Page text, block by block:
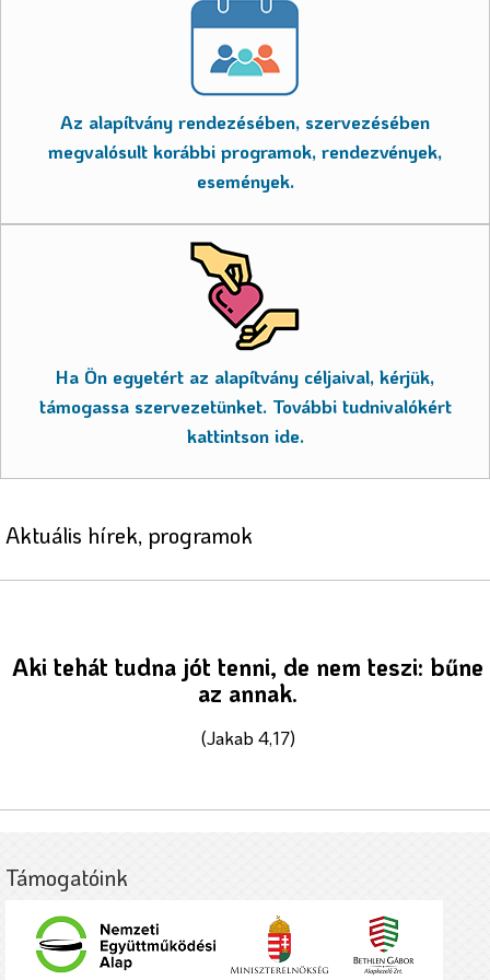
Az alapítvány rendezésében, szervezésében
megvalósult korábbi programok, rendezvények,
események.
Ha Ön egyetért az alapítvány céljaival, kérjük,
támogassa szervezetünket. További tudnivalókért
kattintson ide.
Aktuális hírek, programok
Aki tehát tudna jót tenni, de nem teszi: bűne
az annak.
(Jakab 4,17)
Támogatóink